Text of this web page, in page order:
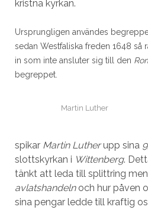
kristna kyrkan.
Ursprungligen användes
sedan Westfaliska freden 1648 så
in som inte ansluter sig till den
begreppet.
Martin Luther
spikar Martin Lutherupp sina
slottskyrkan i Wittenberg.
tänkt att leda till splittring
avlatshandelnoch hur påven
sina pengar ledde till kraftig